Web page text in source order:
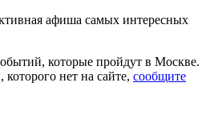
афиша самых интересных
которые пройдут в Москве.
нет на сайте, сообщите